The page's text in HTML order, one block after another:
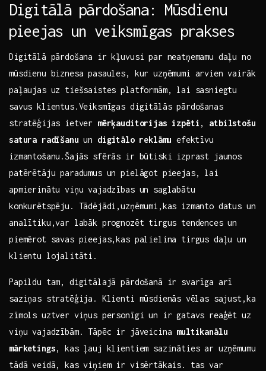
Digitālā⁤ pārdošana: Mūsdienu
⁣pieejas un veiksmīgas prakses
Digitālā pārdošana ir kļuvusi par neatņemamu daļu⁢ no
mūsdienu biznesa pasaules, kur‌ uzņēmumi arvien vairāk
paļaujas uz tiešsaistes platformām, lai sasniegtu
savus klientus.Veiksmīgas digitālās pārdošanas
stratēģijas ietver mērķauditorijas izpēti , atbilstošu
​satura radīšanu un digitālo⁢ reklāmu efektīvu
izmantošanu.Šajās sfērās ir būtiski izprast jaunos
patērētāju paradumus un pielāgot pieejas, lai
apmierinātu viņu vajadzības un saglabātu
konkurētspēju. Tādējādi,uzņēmumi,kas izmanto ‌datus un
analītiku,var labāk ‌prognozēt tirgus tendences un‌
piemērot savas pieejas,kas ‍palielina tirgus daļu un
klientu lojalitāti.
Papildu tam, digitālajā pārdošanā ir svarīga arī
saziņas stratēģija. Klienti mūsdienās ⁣vēlas sajust,ka
zīmols uztver viņus personīgi un ir gatavs reaģēt uz
viņu vajadzībām. Tāpēc ir jāveicina multikanālu
mārketings, kas ļauj klientiem sazināties ar uzņēmumu
tādā veidā, kas viņiem ir visērtākais. tas var⁣